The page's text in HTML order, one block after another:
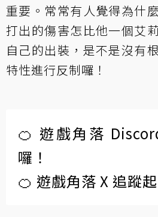
重要。常常有人覺得為什
打出的傷害怎比他一個艾
自己的出裝，是不是沒有
特性進行反制囉！
🍊 遊戲角落
囉！
🍊 遊戲角落 X 追蹤